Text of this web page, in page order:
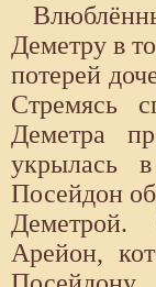
Деметру в
потерей
Стремясь
Деметра
укрылась
Посейдон
Арейон,